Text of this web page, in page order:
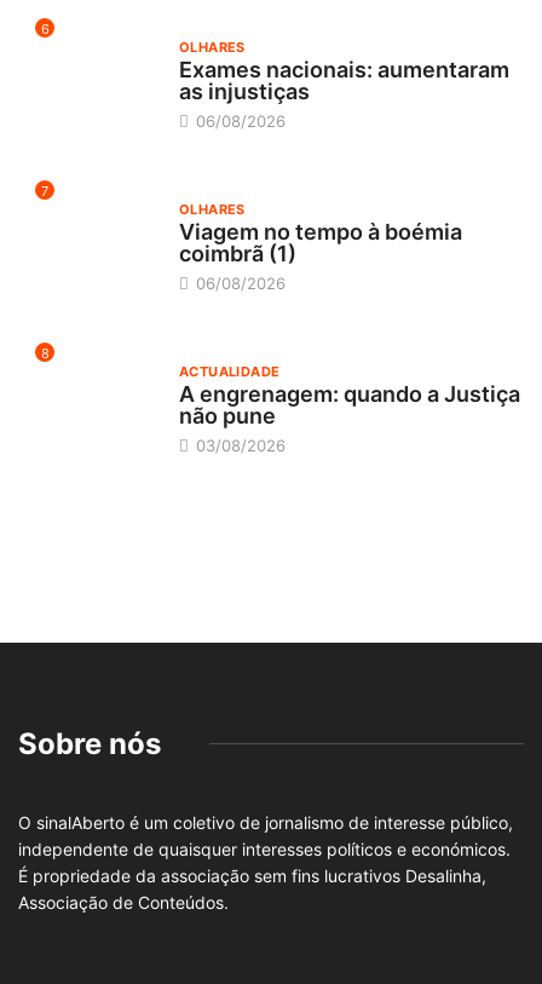
6
OLHARES
Exames nacionais: aumentaram
as injustiças
06/08/2026
7
OLHARES
Viagem no tempo à boémia
coimbrã (1)
06/08/2026
8
ACTUALIDADE
A engrenagem: quando a Justiça
não pune
03/08/2026
Sobre nós
O sinalAberto é um coletivo de jornalismo de interesse público,
independente de quaisquer interesses políticos e económicos.
É propriedade da associação sem fins lucrativos Desalinha,
Associação de Conteúdos.